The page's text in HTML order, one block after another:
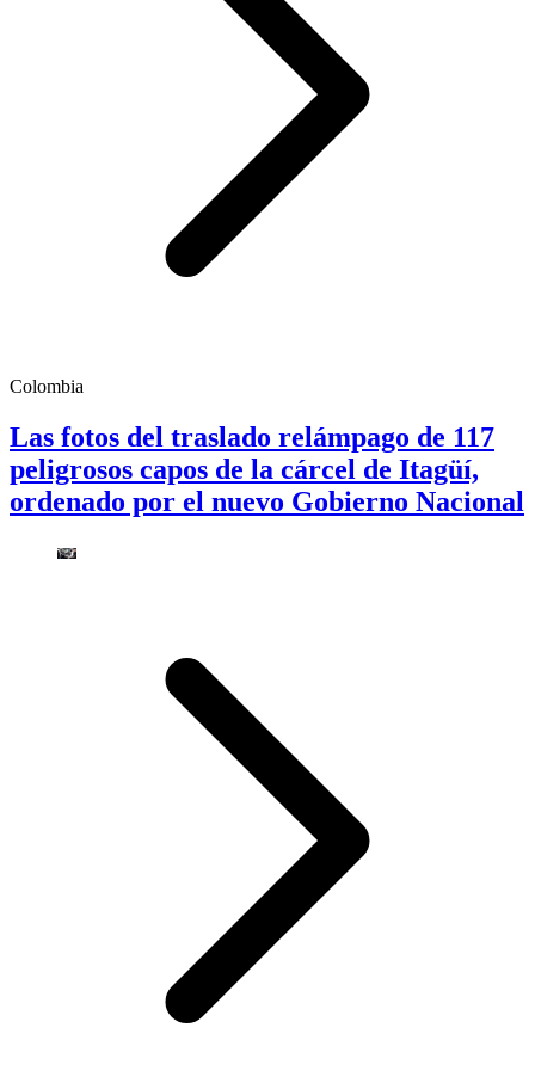
Colombia
Las fotos del traslado relámpago de 117
peligrosos capos de la cárcel de Itagüí,
ordenado por el nuevo Gobierno Nacional